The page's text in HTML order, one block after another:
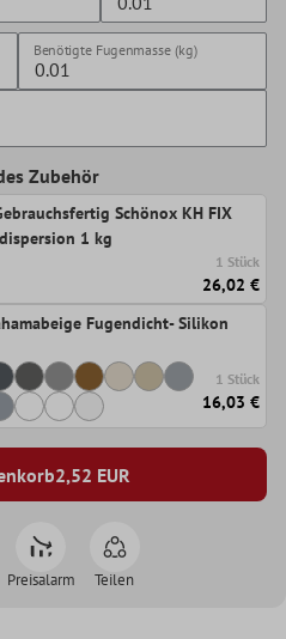
Benötigte Fugenmasse (kg)
Zubehör
Schönox KH FIX
1 kg
1 Stück
26,02 €
Fugendicht- Silikon
1 Stück
16,03 €
2,52 EUR
Preisalarm Teilen